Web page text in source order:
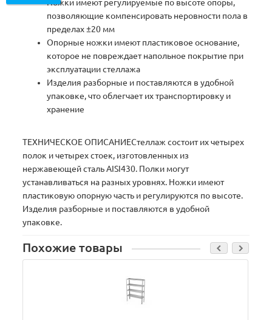
Ножки имеют регулируемые по высоте опоры,
позволяющие компенсировать неровности пола в
пределах ±20 мм
Опорные ножки имеют пластиковое основание,
которое не повреждает напольное покрытие при
эксплуатации стеллажа
Изделия разборные и поставляются в удобной
упаковке, что облегчает их транспортировку и
хранение
ТЕХНИЧЕСКОЕ ОПИСАНИЕСтеллаж состоит их четырех
полок и четырех стоек, изготовленных из
нержавеющей сталь AISI430. Полки могут
устанавливаться на разных уровнях. Ножки имеют
пластиковую опорную часть и регулируются по высоте.
Изделия разборные и поставляются в удобной
упаковке.
Похожие товары